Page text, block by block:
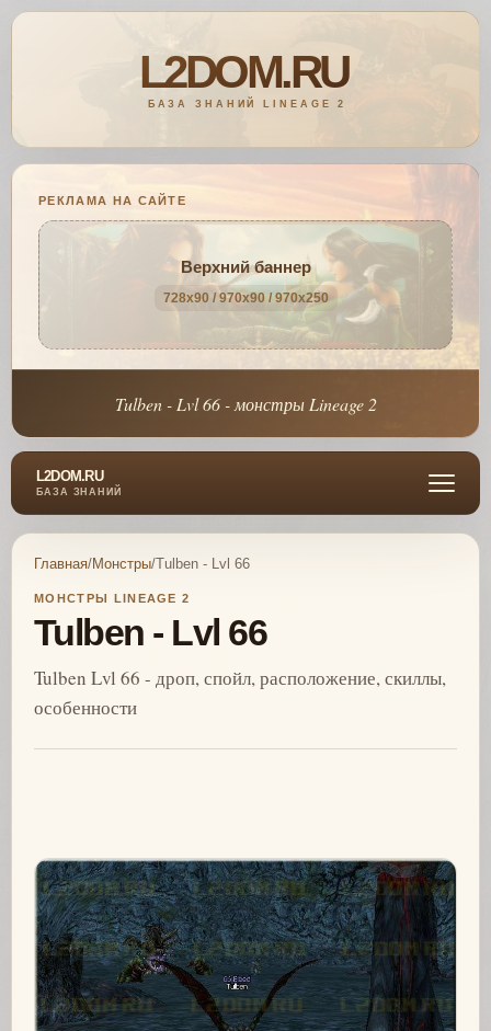
РЕКЛАМА НА САЙТЕ
Верхний баннер
728x90 / 970x90 / 970x250
Tulben - Lvl 66 - монстры Lineage 2
L2DOM.RU
БАЗА ЗНАНИЙ
Главная/Монстры/Tulben - Lvl 66
МОНСТРЫ LINEAGE 2
Tulben - Lvl 66
Tulben Lvl 66 - дроп, спойл, расположение, скиллы,
особенности